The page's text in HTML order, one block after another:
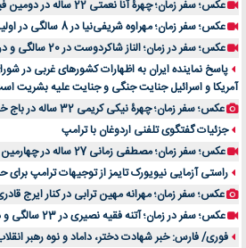
عکس؛ سفر زمان؛ چهرۀ آنا نعمتی 22 ساله در دومین فیلمش؛ سال 78
عکس؛ سفر زمان؛ مهراوه شریفی‌نیا در 8 سالگی در اولین فیلمش؛ دهۀ 60
عکس؛ سفر در زمان؛ الناز شاکردوست در 20 سالگی و در سومین فیلم اش؛ سال 83
پاسخ نماینده ایران به اظهارات کشورهای غربی در
آمریکا و اسرائیل جنایت جنگی و جنایت علیه بشریت
عکس؛ سفر زمان؛ چهرۀ نیکی کریمی 32 ساله در باج خور؛ سال 82
جزئیات گفتگوی تلفنی اردوغان با ترامپ
عکس؛ سفر زمان؛ مصطفی زمانی 27 ساله در چهارمین فیلمش در کنار هنگامه حمیدزاده؛
راستی آزمایی نیویورک تایمز از توجیهات ترامپ برای
عکس؛ سفر زمان؛ مهرانه مهین ترابی در کنار ایرج قادری
عکس؛ سفر در زمان؛ آتنه فقیه نصیری در 23 سالگی و در دومین فیلم اش؛ سال 70
فوری/ فارس: خبر شهادت دختر، داماد و نوه رهبر